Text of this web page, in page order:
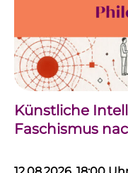
Künstliche
Faschismus